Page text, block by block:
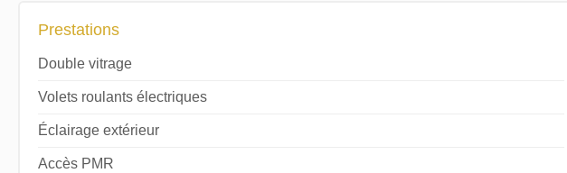
Prestations
Double vitrage
Volets roulants électriques
Éclairage extérieur
Accès PMR